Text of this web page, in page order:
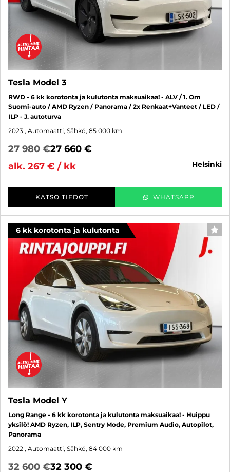
Tesla Model 3
RWD - 6 kk korotonta ja kulutonta maksuaikaa! - ALV / 1. Om
Suomi-auto / AMD Ryzen / Panorama / 2x Renkaat+Vanteet / LED /
ILP - J. autoturva
2023 , Automaatti, Sähkö, 85 000 km
27 980 €27 660 €
alk. 267 € / kk
helsinki
KATSO TIEDOT WHATSAPP
6 kk korotonta ja kulutonta
Tesla Model Y
Long Range - 6 kk korotonta ja kulutonta maksuaikaa! - Huippu
yksilö! AMD Ryzen, ILP, Sentry Mode, Premium Audio, Autopilot,
Panorama
2022 , Automaatti, Sähkö, 84 000 km
32 600 €32 300 €